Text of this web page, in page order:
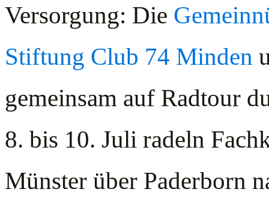
Versorgung: Die
Stiftung Club 74 Minden
gemeinsam auf Radtour
8. bis 10. Juli radeln
Münster über Paderborn